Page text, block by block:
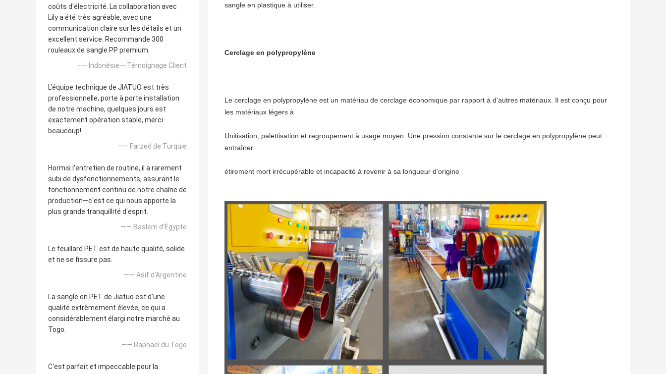
coûts d'électricité. La collaboration avec
Lily a été très agréable, avec une
communication claire sur les détails et un
excellent service. Recommande 300
rouleaux de sangle PP premium.
—— Indonésie---Témoignage Client
L'équipe technique de JIATUO est très
professionnelle, porte à porte installation
de notre machine, quelques jours est
exactement opération stable, merci
beaucoup!
—— Farzed de Turquie
Hormis l'entretien de routine, il a rarement
subi de dysfonctionnements, assurant le
fonctionnement continu de notre chaîne de
production—c'est ce qui nous apporte la
plus grande tranquillité d'esprit.
—— Baslem d'Égypte
Le feuillard PET est de haute qualité, solide
et ne se fissure pas.
—— Asif d'Argentine
La sangle en PET de Jiatuo est d'une
qualité extrêmement élevée, ce qui a
considérablement élargi notre marché au
Togo.
—— Raphaël du Togo
C'est parfait et impeccable pour la
sangle en plastique à utiliser.
Cerclage en polypropylène
Le cerclage en polypropylène est un matériau de cerclage économique par rapport à d'autres matériaux. Il est conçu pour
les matériaux légers à
Unitisation, palettisation et regroupement à usage moyen. Une pression constante sur le cerclage en polypropylène peut
entraîner
étirement mort irrécupérable et incapacité à revenir à sa longueur d'origine